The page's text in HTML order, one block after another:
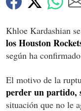
Khloe Kardashian
los Houston
según ha
El motivo de la
perder un partido,
situación que no le